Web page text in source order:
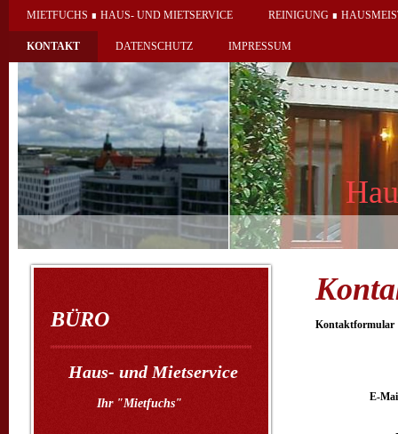
MIETFUCHS ∎ HAUS- UND MIETSERVICE REINIGUNG ∎
KONTAKT DATENSCHUTZ IMPRESSUM
Haus- und
BÜRO
Haus- und Mietservice
Ihr "Mietfuchs"
Kontaktformular
E-